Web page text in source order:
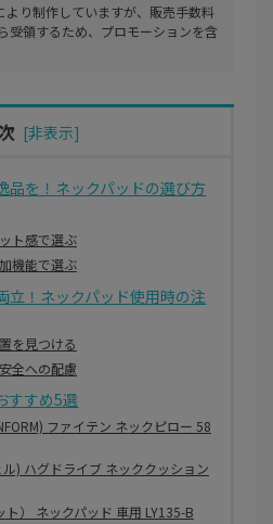
り制作していますが、販売手数料
受領するため、プロモーションを含
品を！ネックパッドの選び方
ト感で選ぶ
機能で選ぶ
立！ネックパッド使用時の注
を見つける
全への配慮
すすめ5選
ファイテン ネックピロー 58
ル) ハグドライブ ネッククッション
ト） ネックパッド 車用 LY135-B